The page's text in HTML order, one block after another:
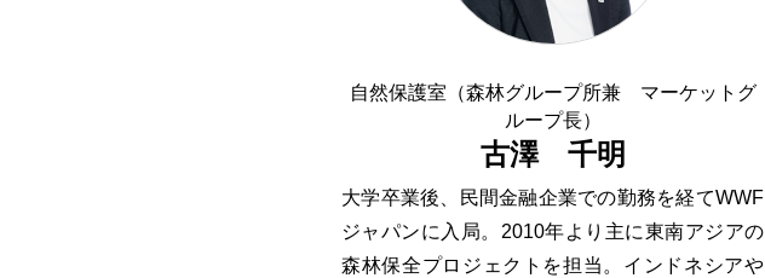
自然保護室（森林グループ所兼 マーケットグ
ループ長）
古澤 千明
大学卒業後、民間金融企業での勤務を経てWWF
ジャパンに入局。2010年より主に東南アジアの
森林保全プロジェクトを担当。インドネシアや